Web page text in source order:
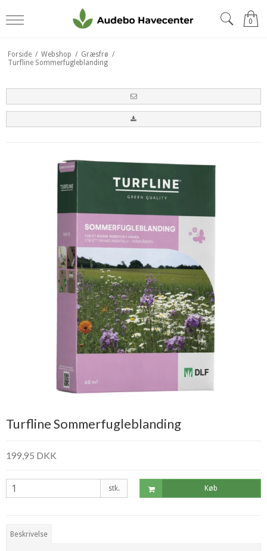
0
Forside / Webshop / Græsfrø /
Turfline Sommerfugleblanding
Turfline Sommerfugleblanding
199,95 DKK
stk. Køb
Beskrivelse